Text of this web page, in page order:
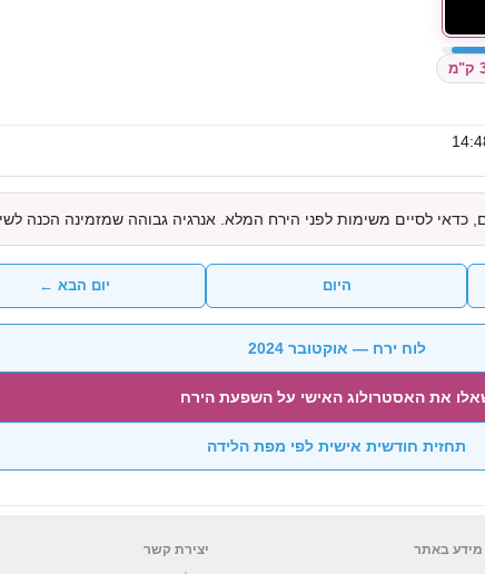
לסיים משימות לפני הירח המלא. אנרגיה גבוהה שמזמינה הכנה
היום יום הבא ←
לוח ירח — אוקטובר 2024
את האסטרולוג האישי על השפעת הירח
תחזית חודשית אישית לפי מפת הלידה
מידע באתר
יצירת קשר